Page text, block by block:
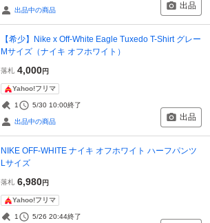
出品中の商品 出品
【希少】Nike x Off-White Eagle Tuxedo T-Shirt グレー
Mサイズ（ナイキ オフホワイト）
落札 4,000円
Yahoo!フリマ
1 5/30 10:00終了
出品中の商品 出品
NIKE OFF-WHITE ナイキ オフホワイト ハーフパンツ
Lサイズ
落札 6,980円
Yahoo!フリマ
1 5/26 20:44終了